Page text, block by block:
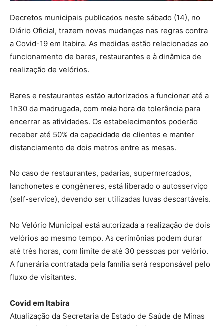
Decretos municipais publicados neste sábado (14), no
Diário Oficial, trazem novas mudanças nas regras contra
a Covid-19 em Itabira. As medidas estão relacionadas ao
funcionamento de bares, restaurantes e à dinâmica de
realização de velórios.
Bares e restaurantes estão autorizados a funcionar até a
1h30 da madrugada, com meia hora de tolerância para
encerrar as atividades. Os estabelecimentos poderão
receber até 50% da capacidade de clientes e manter
distanciamento de dois metros entre as mesas.
No caso de restaurantes, padarias, supermercados,
lanchonetes e congêneres, está liberado o autosserviço
(self-service), devendo ser utilizadas luvas descartáveis.
No Velório Municipal está autorizada a realização de dois
velórios ao mesmo tempo. As cerimônias podem durar
até três horas, com limite de até 30 pessoas por velório.
A funerária contratada pela família será responsável pelo
fluxo de visitantes.
Covid em Itabira
Atualização da Secretaria de Estado de Saúde de Minas